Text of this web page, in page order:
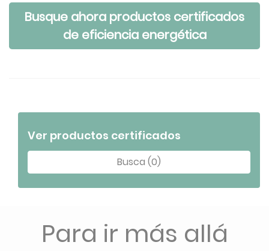
Busque ahora productos certificados
de eficiencia energética
Ver productos certificados
Busca (0)
Para ir más allá